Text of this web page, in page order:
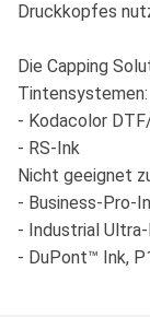
Druckkopfes
Die Capping
Tintensystemen:
- Kodacolor
- RS-Ink
Nicht geeignet
- Business-Pro-
- Industrial
- DuPont™ Ink,